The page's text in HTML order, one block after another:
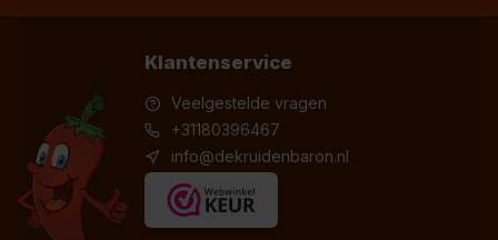
Klantenservice
Veelgestelde vragen
+31180396467
info@dekruidenbaron.nl